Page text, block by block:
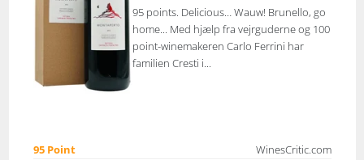
95 points. Delicious… Wauw! Brunello, go
home... Med hjælp fra vejrguderne og 100
point-winemakeren Carlo Ferrini har
familien Cresti i...
95 Point
WinesCritic.com